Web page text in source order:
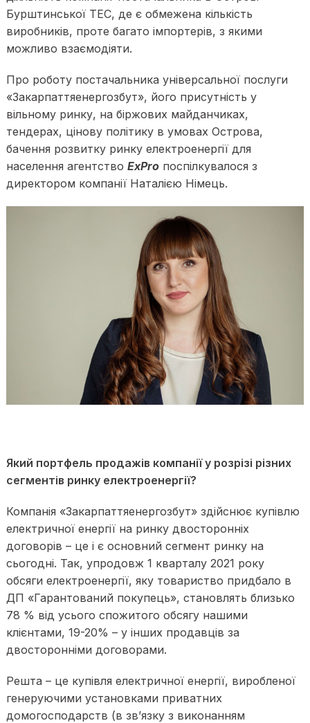
Бурштинської ТЕС, де є обмежена кількість
виробників, проте багато імпортерів, з якими
можливо взаємодіяти.
Про роботу постачальника універсальної послуги
«Закарпаттяенергозбут», його присутність у
вільному ринку, на біржових майданчиках,
тендерах, цінову політику в умовах Острова,
бачення розвитку ринку електроенергії для
населення агентство ExProпоспілкувалося з
директором компанії Наталією Німець.
Який портфель продажів компанії у розрізі різних
сегментів ринку електроенергії?
Компанія «Закарпаттяенергозбут» здійснює купівлю
електричної енергії на ринку двосторонніх
договорів – це і є основний сегмент ринку на
сьогодні. Так, упродовж 1 кварталу 2021 року
обсяги електроенергії, яку товариство придбало в
ДП «Гарантований покупець», становлять близько
78 % від усього спожитого обсягу нашими
клієнтами, 19-20% – у інших продавців за
двосторонніми договорами.
Решта – це купівля електричної енергії, виробленої
генеруючими установками приватних
домогосподарств (в зв’язку з виконанням